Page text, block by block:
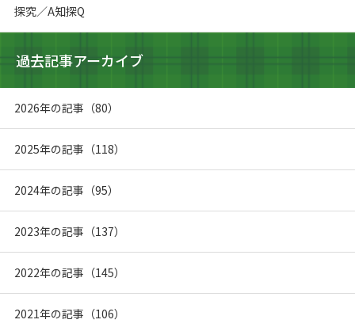
探究／A知探Q
過去記事アーカイブ
2026年の記事（80）
2025年の記事（118）
2024年の記事（95）
2023年の記事（137）
2022年の記事（145）
2021年の記事（106）